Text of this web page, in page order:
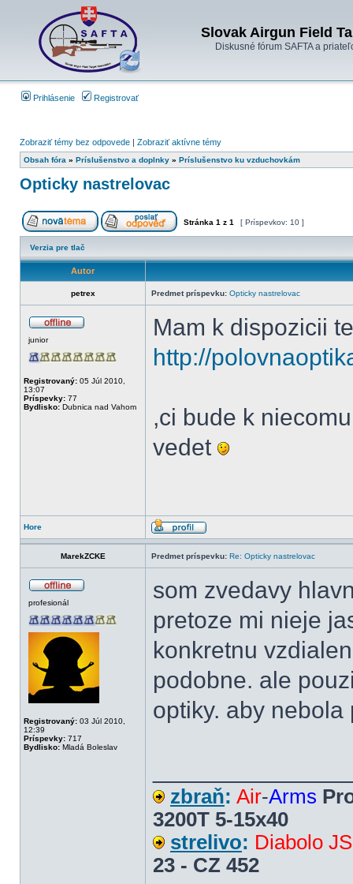
Slovak Airgun Field
Diskusné fórum SAFTA a
Prihlásenie Registrovať
Zobraziť témy bez odpovede | Zobraziť aktívne témy
Obsah fóra » Príslušenstvo a doplnky » Príslušenstvo ku vzduchovkám
Opticky nastrelovac
Stránka 1 z 1 [ Príspevkov: 10 ]
Verzia pre tlač
Autor
petrex Predmet príspevku: Opticky nastrelovac
junior
Registrovaný: 05 Júl 2010,
13:07
Príspevky: 77
Bydlisko: Dubnica nad Vahom
Mam k dispozicii
http://
,ci bude k
vedet
Hore
MarekZCKE Predmet príspevku: Re: Opticky nastrelovac
profesionál
Registrovaný: 03 Júl 2010,
12:39
Príspevky: 717
Bydlisko: Mladá Boleslav
som zvedavy
pretoze mi nieje
konkretnu
podobne. ale
optiky. aby nebola
zbraň: Air-Arms
3200T 5-15x40
strelivo: Diabolo
23 - CZ 452